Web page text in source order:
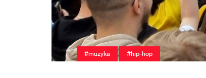
#muzyka #hip-hop